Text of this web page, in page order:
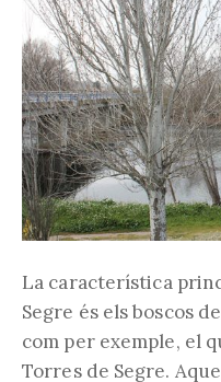
La característica
Segre és els boscos
com per exemple, el
Torres de Segre.